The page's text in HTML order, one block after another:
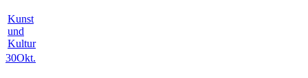
Kunst
und
Kultur
30Okt.